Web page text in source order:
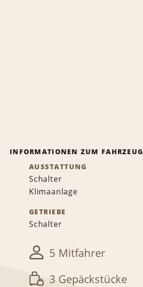
INFORMATIONEN ZUM FAHRZEUG
AUSSTATTUNG
Schalter
Klimaanlage
GETRIEBE
Schalter
5 Mitfahrer
3 Gepäckstücke